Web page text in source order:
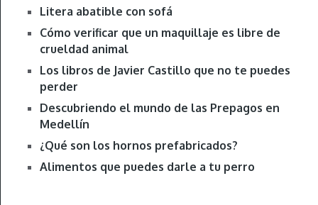
Litera abatible con sofá
Cómo verificar que un maquillaje es libre de
crueldad animal
Los libros de Javier Castillo que no te puedes
perder
Descubriendo el mundo de las Prepagos en
Medellín
¿Qué son los hornos prefabricados?
Alimentos que puedes darle a tu perro